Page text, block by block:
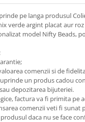
pe langa produsul
verde argint placat aur
model Nifty Beads,
comenzii si de
un produs cadou
depozitarea bijuteriei.
factura va fi primita pe
comenzii veti fi
daca nu se face